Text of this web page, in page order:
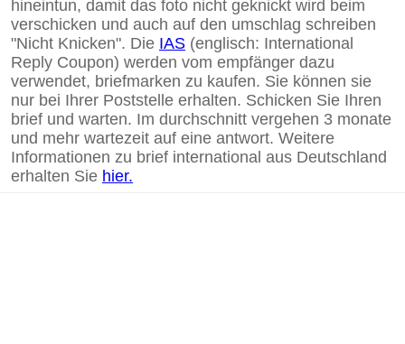
hineintun, damit das foto nicht geknickt wird beim
verschicken und auch auf den umschlag schreiben
"Nicht Knicken". Die IAS (englisch: International
Reply Coupon) werden vom empfänger dazu
verwendet, briefmarken zu kaufen. Sie können sie
nur bei Ihrer Poststelle erhalten. Schicken Sie Ihren
brief und warten. Im durchschnitt vergehen 3 monate
und mehr wartezeit auf eine antwort. Weitere
Informationen zu brief international aus Deutschland
erhalten Sie hier.